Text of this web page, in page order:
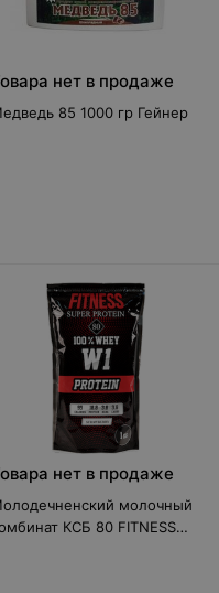
нет в продаже
85 1000 гр Гейнер
нет в продаже
молочный
КСБ 80 FITNESS